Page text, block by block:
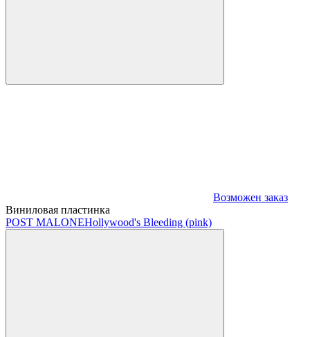
Возможен заказ
Виниловая пластинка
POST MALONEHollywood's Bleeding (pink)